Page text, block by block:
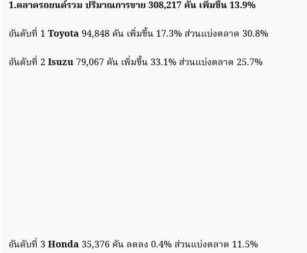
1.ตลาดรถยนต์รวม ปริมาณการขาย 308,217 คัน เพิ่มขึ้น 13.9%
อันดับที่ 1 Toyota 94,848 คัน เพิ่มขึ้น 17.3% ส่วนแบ่งตลาด 30.8%
อันดับที่ 2 Isuzu 79,067 คัน เพิ่มขึ้น 33.1% ส่วนแบ่งตลาด 25.7%
อันดับที่ 3 Honda 35,376 คัน ลดลง 0.4% ส่วนแบ่งตลาด 11.5%